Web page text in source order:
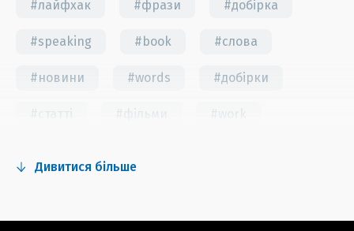
#лайфхак #фрази #добірка
#speaking #book #слова
#новини #words #добірки
#grammar #writing #вправи
Дивитися більше